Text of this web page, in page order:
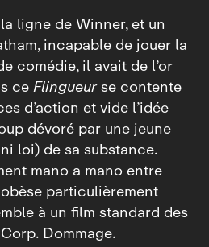
ligne de Winner, et un
incapable de jouer la
comédie, il avait de l’or
ceFlingueurse contente
d’action et vide l’idée
dévoré par une jeune
loi) de sa substance.
mano a mano entre
particulièrement
à un film standard des
Dommage.